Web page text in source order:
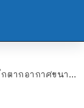
โครงสร้างสูงโปร่ง ดีไซน์ทันสมัย พร้อมฟังก์ชันพื้นที่ใช้งานแบบครบครัน